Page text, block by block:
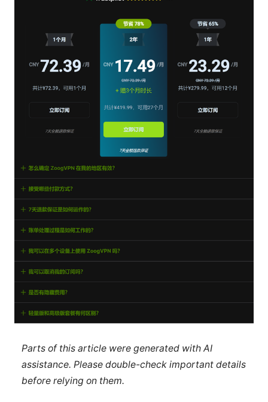
Parts of this article were generated with AI
assistance. Please double-check important details
before relying on them.